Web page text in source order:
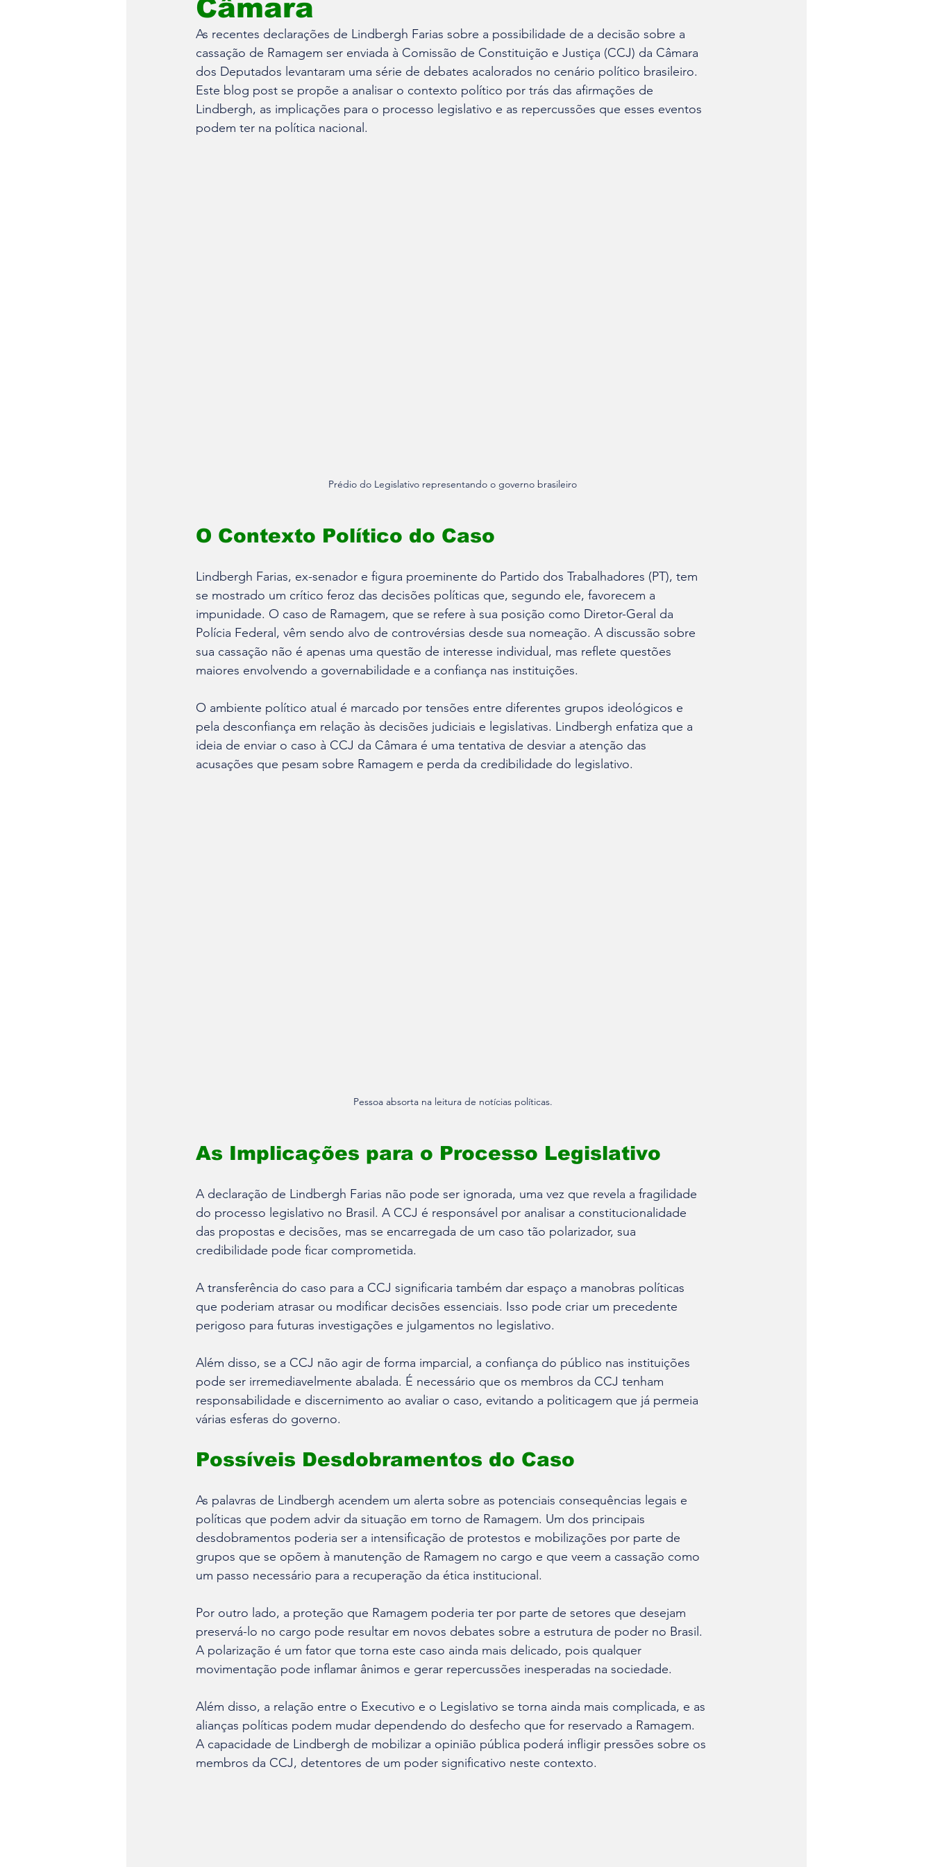
Câmara
As recentes declarações de Lindbergh Farias sobre a possibilidade de a decisão sobre a
cassação de Ramagem ser enviada à Comissão de Constituição e Justiça (CCJ) da Câmara
dos Deputados levantaram uma série de debates acalorados no cenário político brasileiro.
Este blog post se propõe a analisar o contexto político por trás das afirmações de
Lindbergh, as implicações para o processo legislativo e as repercussões que esses eventos
podem ter na política nacional.
Prédio do Legislativo representando o governo brasileiro
O Contexto Político do Caso
Lindbergh Farias, ex-senador e figura proeminente do Partido dos Trabalhadores (PT), tem
se mostrado um crítico feroz das decisões políticas que, segundo ele, favorecem a
impunidade. O caso de Ramagem, que se refere à sua posição como Diretor-Geral da
Polícia Federal, vêm sendo alvo de controvérsias desde sua nomeação. A discussão sobre
sua cassação não é apenas uma questão de interesse individual, mas reflete questões
maiores envolvendo a governabilidade e a confiança nas instituições.
O ambiente político atual é marcado por tensões entre diferentes grupos ideológicos e
pela desconfiança em relação às decisões judiciais e legislativas. Lindbergh enfatiza que a
ideia de enviar o caso à CCJ da Câmara é uma tentativa de desviar a atenção das
acusações que pesam sobre Ramagem e perda da credibilidade do legislativo.
Pessoa absorta na leitura de notícias políticas.
As Implicações para o Processo Legislativo
A declaração de Lindbergh Farias não pode ser ignorada, uma vez que revela a fragilidade
do processo legislativo no Brasil. A CCJ é responsável por analisar a constitucionalidade
das propostas e decisões, mas se encarregada de um caso tão polarizador, sua
credibilidade pode ficar comprometida.
A transferência do caso para a CCJ significaria também dar espaço a manobras políticas
que poderiam atrasar ou modificar decisões essenciais. Isso pode criar um precedente
perigoso para futuras investigações e julgamentos no legislativo.
Além disso, se a CCJ não agir de forma imparcial, a confiança do público nas instituições
pode ser irremediavelmente abalada. É necessário que os membros da CCJ tenham
responsabilidade e discernimento ao avaliar o caso, evitando a politicagem que já permeia
várias esferas do governo.
Possíveis Desdobramentos do Caso
As palavras de Lindbergh acendem um alerta sobre as potenciais consequências legais e
políticas que podem advir da situação em torno de Ramagem. Um dos principais
desdobramentos poderia ser a intensificação de protestos e mobilizações por parte de
grupos que se opõem à manutenção de Ramagem no cargo e que veem a cassação como
um passo necessário para a recuperação da ética institucional.
Por outro lado, a proteção que Ramagem poderia ter por parte de setores que desejam
preservá-lo no cargo pode resultar em novos debates sobre a estrutura de poder no Brasil.
A polarização é um fator que torna este caso ainda mais delicado, pois qualquer
movimentação pode inflamar ânimos e gerar repercussões inesperadas na sociedade.
Além disso, a relação entre o Executivo e o Legislativo se torna ainda mais complicada, e as
alianças políticas podem mudar dependendo do desfecho que for reservado a Ramagem.
A capacidade de Lindbergh de mobilizar a opinião pública poderá infligir pressões sobre os
membros da CCJ, detentores de um poder significativo neste contexto.